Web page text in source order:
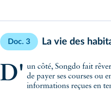
Doc. 3 La vie des
D'un côté, Songdo fait rêver. Tout est informatisé : une seule carte permet de payer ses courses ou
informations reçues en